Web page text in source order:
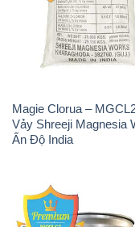
Magie Clorua –
Vảy Shreeji Magnesia
Ấn Độ India